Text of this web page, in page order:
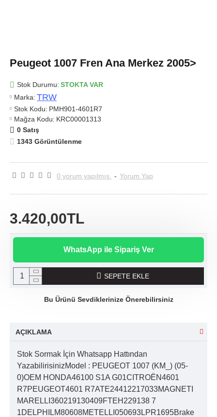
Peugeot 1007 Fren Ana Merkez 2005>
Stok Durumu: STOKTA VAR
Marka: TRW
Stok Kodu: PMH901-4601R7
Mağza Kodu: KRC00001313
0 Satış
1343 Görüntülenme
0 yorum yapılmış. - Yorum Yap
3.420,00TL
WhatsApp ile Sipariş Ver
SEPETE EKLE
Bu Ürünü Sevdiklerinize Önerebilirsiniz
AÇIKLAMA
Stok Sormak İçin Whatsapp Hattından
YazabilirisinizModel : PEUGEOT 1007 (KM_) (05-
0)OEM HONDA46100 S1A G01CITROËN4601
R7PEUGEOT4601 R7ATE24412217033MAGNETI
MARELLI360219130409FTEH229138 7
1DELPHILM80608METELLI050693LPR1695Brake